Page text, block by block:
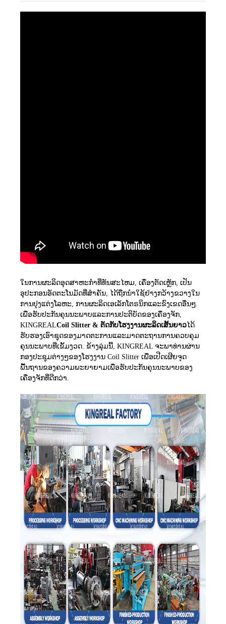
ໃນການຜະລິດອຸດສາຫະກໍາທີ່ທັນສະໄຫມ, ເຄື່ອງຕັດເຫຼັກ, ເປັນ
ອຸປະກອນອັດຕະໂນມັດທີ່ສໍາຄັນ, ໄດ້ຖືກນໍາໃຊ້ຢ່າງກວ້າງຂວາງໃນ
ການປຸງແຕ່ງໂລຫະ, ການຜະລິດເອເລັກໂຕຣນິກແລະຂົງເຂດອື່ນໆ.
ເພື່ອຮັບປະກັນຄຸນນະພາບແລະການປະຕິບັດຂອງເຄື່ອງຈັກ,
KINGREALCoil Slitter & ຕັດກັບໂຮງງານຜະລິດເສັ້ນຍາວໄດ້
ຮັບຮອງເອົາຊຸດຂອງມາດຕະການແລະມາດຕະຖານການຄວບຄຸມ
ຄຸນນະພາບທີ່ເຂັ້ມງວດ. ຂ້າງລຸ່ມນີ້, KINGREAL ຈະພາທ່ານຜ່ານ
ກອງປະຊຸມຕ່າງໆຂອງໂຮງງານ Coil Slitter ເພື່ອເປີດເຜີຍຈຸດ
ພື້ນຖານຂອງຄວາມພະຍາຍາມເພື່ອຮັບປະກັນຄຸນນະພາບຂອງ
ເຄື່ອງຈັກທີ່ດີກວ່າ.